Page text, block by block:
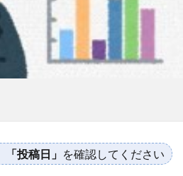
「投稿日」 を確認してください